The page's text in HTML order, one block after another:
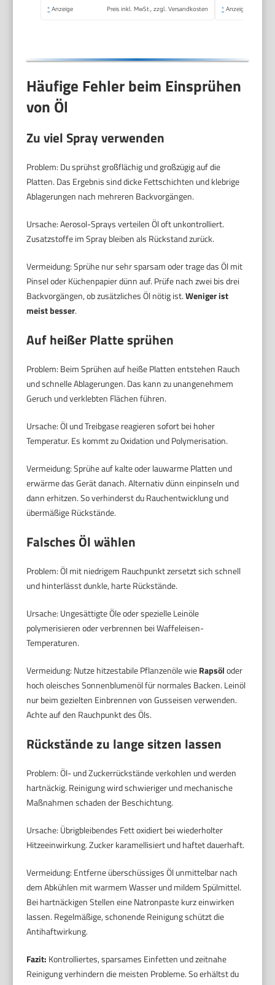
* Anzeige Preis inkl. MwSt., zzgl. Versandkosten * Anzeige
Häufige Fehler beim Einsprühen
von Öl
Zu viel Spray verwenden
Problem: Du sprühst großflächig und großzügig auf die
Platten. Das Ergebnis sind dicke Fettschichten und klebrige
Ablagerungen nach mehreren Backvorgängen.
Ursache: Aerosol-Sprays verteilen Öl oft unkontrolliert.
Zusatzstoffe im Spray bleiben als Rückstand zurück.
Vermeidung: Sprühe nur sehr sparsam oder trage das Öl mit
Pinsel oder Küchenpapier dünn auf. Prüfe nach zwei bis drei
Backvorgängen, ob zusätzliches Öl nötig ist.Weniger ist
meist besser.
Auf heißer Platte sprühen
Problem: Beim Sprühen auf heiße Platten entstehen Rauch
und schnelle Ablagerungen. Das kann zu unangenehmem
Geruch und verklebten Flächen führen.
Ursache: Öl und Treibgase reagieren sofort bei hoher
Temperatur. Es kommt zu Oxidation und Polymerisation.
Vermeidung: Sprühe auf kalte oder lauwarme Platten und
erwärme das Gerät danach. Alternativ dünn einpinseln und
dann erhitzen. So verhinderst du Rauchentwicklung und
übermäßige Rückstände.
Falsches Öl wählen
Problem: Öl mit niedrigem Rauchpunkt zersetzt sich schnell
und hinterlässt dunkle, harte Rückstände.
Ursache: Ungesättigte Öle oder spezielle Leinöle
polymerisieren oder verbrennen bei Waffeleisen-
Temperaturen.
Vermeidung: Nutze hitzestabile Pflanzenöle wieRapsöloder
hoch oleisches Sonnenblumenöl für normales Backen. Leinöl
nur beim gezielten Einbrennen von Gusseisen verwenden.
Achte auf den Rauchpunkt des Öls.
Rückstände zu lange sitzen lassen
Problem: Öl- und Zuckerrückstände verkohlen und werden
hartnäckig. Reinigung wird schwieriger und mechanische
Maßnahmen schaden der Beschichtung.
Ursache: Übrigbleibendes Fett oxidiert bei wiederholter
Hitzeeinwirkung. Zucker karamellisiert und haftet dauerhaft.
Vermeidung: Entferne überschüssiges Öl unmittelbar nach
dem Abkühlen mit warmem Wasser und mildem Spülmittel.
Bei hartnäckigen Stellen eine Natronpaste kurz einwirken
lassen. Regelmäßige, schonende Reinigung schützt die
Antihaftwirkung.
Fazit: Kontrolliertes, sparsames Einfetten und zeitnahe
Reinigung verhindern die meisten Probleme. So erhältst du